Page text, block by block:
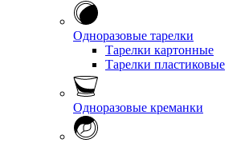
Одноразовые тарелки
Тарелки картонные
Тарелки пластиковые
Одноразовые креманки